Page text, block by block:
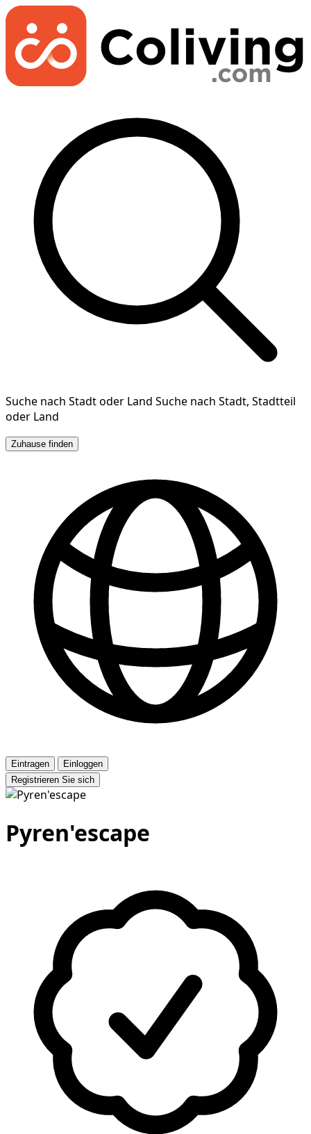
Suche nach Stadt oder Land Suche nach Stadt, Stadtteil
oder Land
Zuhause finden
Eintragen
Einloggen
Registrieren Sie sich
Pyren'escape